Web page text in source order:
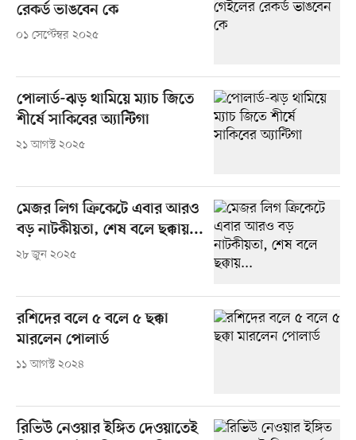
রেকর্ড ভাঙবেন কে
০১ সেপ্টেম্বর ২০২৫
পোলার্ড-ঝড় থামিয়ে ম্যাচ জিতে
শীর্ষে সাকিবের অ্যান্টিগা
২১ আগস্ট ২০২৫
মেজর লিগ ক্রিকেটে এবার আরও
বড় নাটকীয়তা, শেষ বলে ছক্কায়...
২৮ জুন ২০২৫
রশিদের বলে ৫ বলে ৫ ছক্কা
মারলেন পোলার্ড
১১ আগস্ট ২০২৪
রিভিউ নেওয়ার ইঙ্গিত দেওয়াতেই